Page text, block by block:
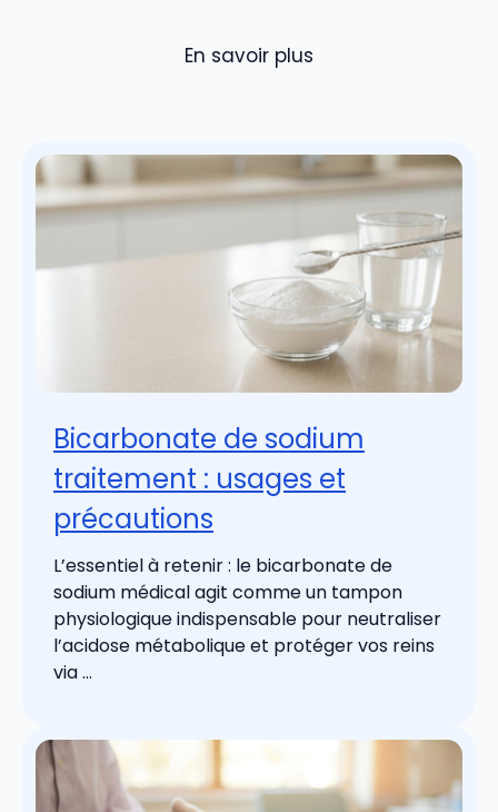
En savoir plus
Bicarbonate de sodium
traitement : usages et
précautions
L’essentiel à retenir : le bicarbonate de
sodium médical agit comme un tampon
physiologique indispensable pour neutraliser
l’acidose métabolique et protéger vos reins
via ...